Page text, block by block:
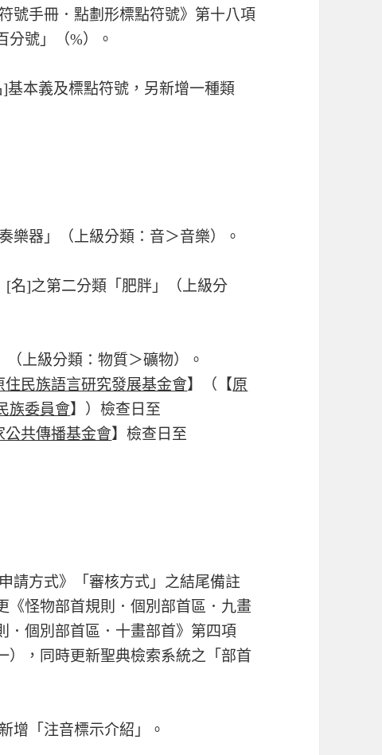
號手冊．點劃形標點符號》第十八項
分號」（%）。
基本義及標點符號，另新增一種類
樂器」（上級分類：音＞音樂）。
[名]之第二分類「肥胖」（上級分
上級分類：物質＞礦物）。
住民族語言研究發展基金會】（【原
族委員會】）檢查日至
公共傳播基金會】檢查日至
請方式》「審核方式」之結尾備註
《怪物部首規則．個別部首區．九畫
．個別部首區．十畫部首》第四項
），同時更新聖典檢索系統之「部首
增「注音標示介紹」。